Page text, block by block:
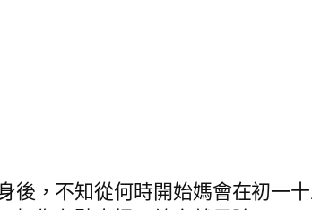
後，不知從何時開始媽會在初一